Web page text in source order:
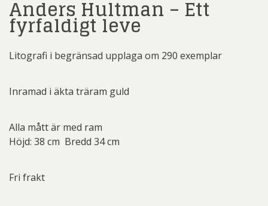
Anders Hultman – Ett
fyrfaldigt leve
Litografi i begränsad upplaga om 290 exemplar
Inramad i äkta träram guld
Alla mått är med ram
Höjd: 38 cm Bredd 34 cm
Fri frakt